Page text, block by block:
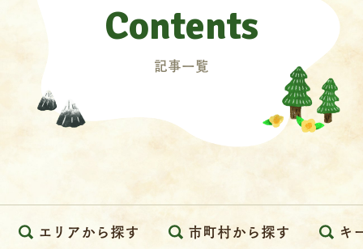
Contents
記事一覧
エリアから探す 市町村から探す キ